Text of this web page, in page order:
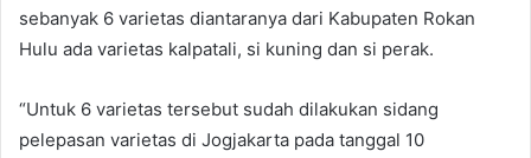
sebanyak 6 varietas diantaranya dari Kabupaten Rokan
Hulu ada varietas kalpatali, si kuning dan si perak.
“Untuk 6 varietas tersebut sudah dilakukan sidang
pelepasan varietas di Jogjakarta pada tanggal 10